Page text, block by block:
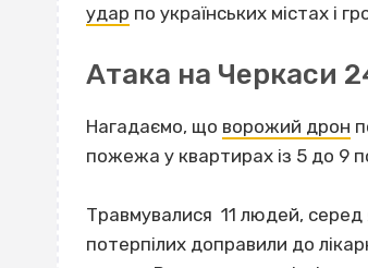
удар по українських містах і
Атака на Черкаси
Нагадаємо, що ворожий дрон
пожежа у квартирах із 5 до 9
Травмувалися 11 людей, серед
потерпілих доправили до